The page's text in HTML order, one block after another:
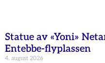
Statue av «Yoni»
Entebbe-flyplassen
4. august 2026